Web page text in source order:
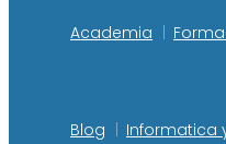
Academia
Blog Informatica